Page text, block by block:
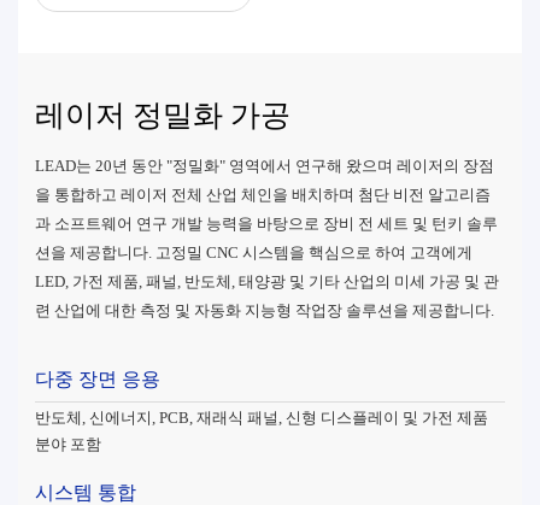
레이저 정밀화 가공
LEAD는 20년 동안 "정밀화" 영역에서 연구해 왔으며 레이저의 장점
을 통합하고 레이저 전체 산업 체인을 배치하며 첨단 비전 알고리즘
과 소프트웨어 연구 개발 능력을 바탕으로 장비 전 세트 및 턴키 솔루
션을 제공합니다. 고정밀 CNC 시스템을 핵심으로 하여 고객에게
LED, 가전 제품, 패널, 반도체, 태양광 및 기타 산업의 미세 가공 및 관
련 산업에 대한 측정 및 자동화 지능형 작업장 솔루션을 제공합니다.
다중 장면 응용
반도체, 신에너지, PCB, 재래식 패널, 신형 디스플레이 및 가전 제품
분야 포함
시스템 통합